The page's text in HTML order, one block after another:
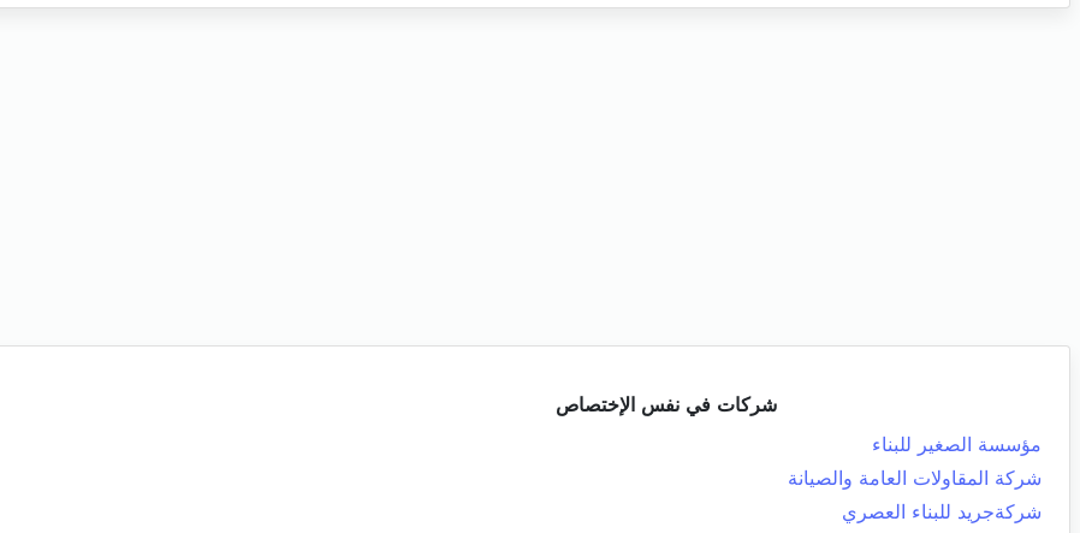
شركات في نفس الإختصاص
مؤسسة الصغير للبناء
شركة المقاولات العامة والصيانة
شركةجريد للبناء العصري